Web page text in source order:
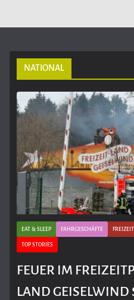
NATIONAL
EAT & SLEEP FAHRGESCHÄFTE
TOP STORIES
FEUER IM
LAND GEISELWIND